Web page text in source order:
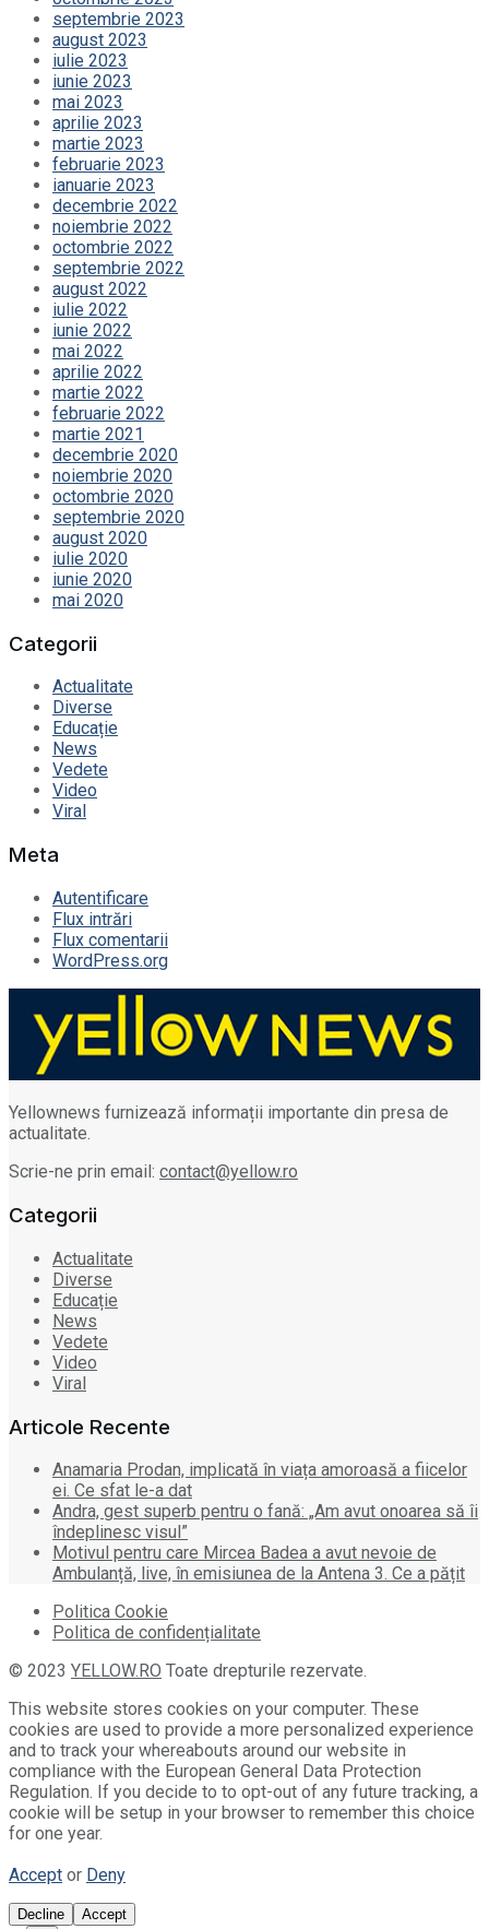
septembrie 2023
august 2023
iulie 2023
iunie 2023
mai 2023
aprilie 2023
martie 2023
februarie 2023
ianuarie 2023
decembrie 2022
noiembrie 2022
octombrie 2022
septembrie 2022
august 2022
iulie 2022
iunie 2022
mai 2022
aprilie 2022
martie 2022
februarie 2022
martie 2021
decembrie 2020
noiembrie 2020
octombrie 2020
septembrie 2020
august 2020
iulie 2020
iunie 2020
mai 2020
Categorii
Actualitate
Diverse
Educație
News
Vedete
Video
Viral
Meta
Autentificare
Flux intrări
Flux comentarii
WordPress.org
Yellownews furnizează informații importante din presa de
actualitate.
Scrie-ne prin email: contact@yellow.ro
Categorii
Actualitate
Diverse
Educație
News
Vedete
Video
Viral
Articole Recente
Anamaria Prodan, implicată în viața amoroasă a fiicelor
ei. Ce sfat le-a dat
Andra, gest superb pentru o fană: „Am avut onoarea să îi
îndeplinesc visul”
Motivul pentru care Mircea Badea a avut nevoie de
Ambulanță, live, în emisiunea de la Antena 3. Ce a pățit
Politica Cookie
Politica de confidențialitate
© 2023 YELLOW.RO Toate drepturile rezervate.
This website stores cookies on your computer. These
cookies are used to provide a more personalized experience
and to track your whereabouts around our website in
compliance with the European General Data Protection
Regulation. If you decide to to opt-out of any future tracking, a
cookie will be setup in your browser to remember this choice
for one year.
Accept or Deny
Decline Accept